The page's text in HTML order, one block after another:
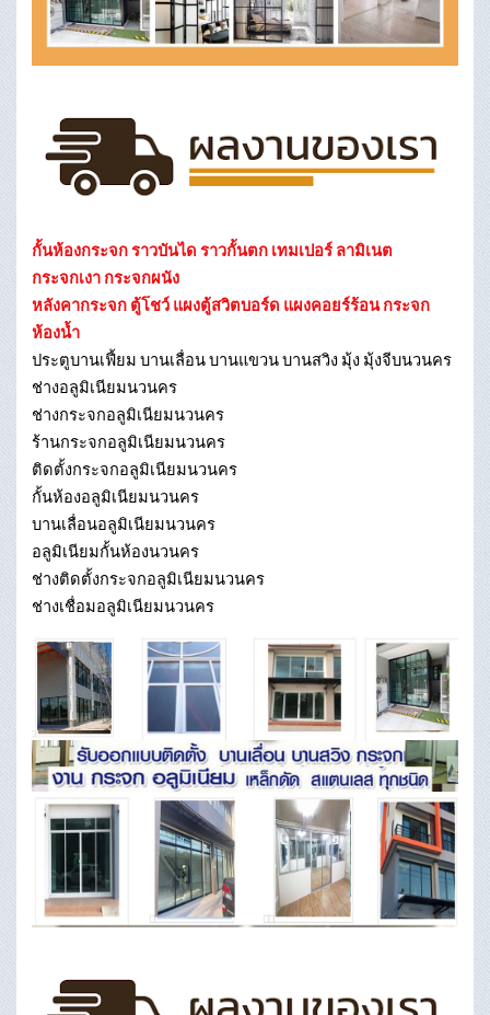
กั้นห้องกระจก ราวบันได ราวกั้นตก เทมเปอร์ ลามิเนต
กระจกเงา กระจกผนัง
หลังคากระจก ตู้โชว์ แผงตู้สวิตบอร์ด แผงคอยร์ร้อน กระจก
ห้องน้ำ
ประตูบานเฟี้ยม บานเลื่อน บานแขวน บานสวิง มุ้ง มุ้งจีบนวนคร
ช่างอลูมิเนียมนวนคร
ช่างกระจกอลูมิเนียมนวนคร
ร้านกระจกอลูมิเนียมนวนคร
ติดตั้งกระจกอลูมิเนียมนวนคร
กั้นห้องอลูมิเนียมนวนคร
บานเลื่อนอลูมิเนียมนวนคร
อลูมิเนียมกั้นห้องนวนคร
ช่างติดตั้งกระจกอลูมิเนียมนวนคร
ช่างเชื่อมอลูมิเนียมนวนคร